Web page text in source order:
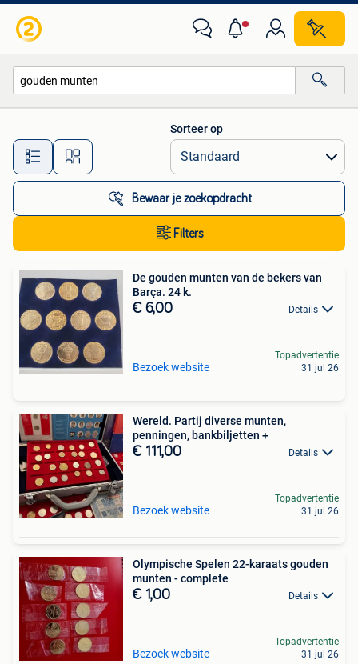
Alle afstanden…
Sorteer op
Bewaar je zoekopdracht
Filters
De gouden munten van de bekers van
Barça. 24 k.
€ 6,00 Details
Bezoek website
Topadvertentie
31 jul 26
Wereld. Partij diverse munten,
penningen, bankbiljetten +
€ 111,00 Details
Bezoek website
Topadvertentie
31 jul 26
Olympische Spelen 22-karaats gouden
munten - complete
€ 1,00 Details
Bezoek website
Topadvertentie
31 jul 26